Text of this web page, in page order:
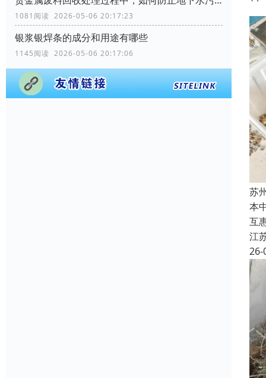
1081阅读 2026-05-06 20:17:23
银浆银焊条的成分和用途有哪些
1145阅读 2026-05-06 20:17:06
苏
本
互
江
26-